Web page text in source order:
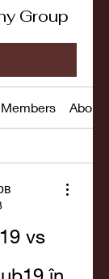
Group
Members About
vs